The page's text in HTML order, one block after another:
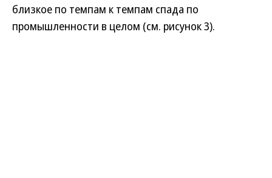
близкое по темпам к темпам спада по
промышленности в целом (см. рисунок 3).